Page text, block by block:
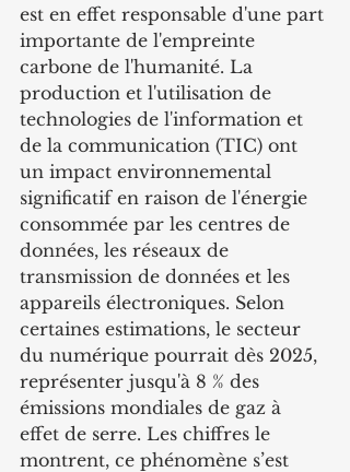
est en effet responsable d'une part
importante de l'empreinte
carbone de l'humanité. La
production et l'utilisation de
technologies de l'information et
de la communication (TIC) ont
un impact environnemental
significatif en raison de l'énergie
consommée par les centres de
données, les réseaux de
transmission de données et les
appareils électroniques. Selon
certaines estimations, le secteur
du numérique pourrait dès 2025,
représenter jusqu'à 8 % des
émissions mondiales de gaz à
effet de serre. Les chiffres le
montrent, ce phénomène s’est